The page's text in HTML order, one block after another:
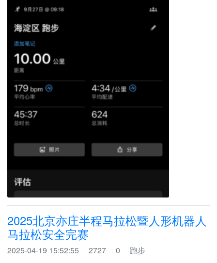
2025北京亦庄半程马拉松暨人形机器人
马拉松安全完赛
2025-04-19 15:52:55 2727 0
跑步